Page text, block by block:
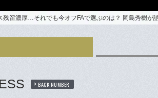
残留濃厚…それでも今オフFAで選ぶのは？ 岡島秀樹が
BACK NUMBER